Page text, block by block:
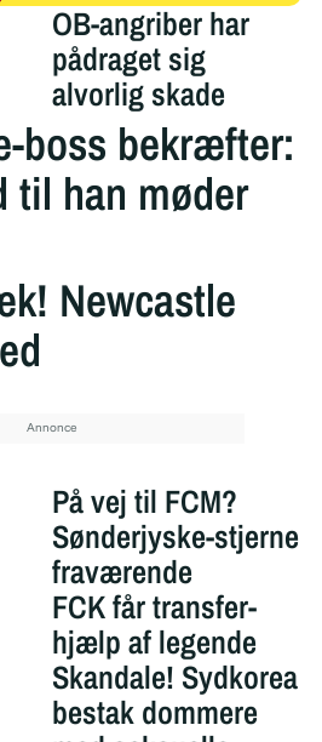
OB-angriber har
pådraget sig
alvorlig skade
boss bekræfter:
til han møder
Newcastle
På vej til FCM?
Sønderjyske-stjerne
fraværende
FCK får transfer-
hjælp af legende
Skandale! Sydkorea
bestak dommere